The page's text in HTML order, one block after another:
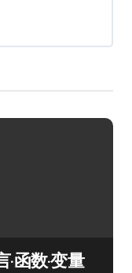
函数·变量